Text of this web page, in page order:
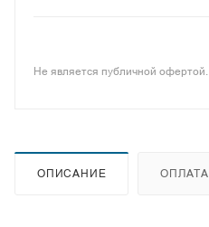
Не является публичной офертой.
ОПИСАНИЕ ОПЛАТА